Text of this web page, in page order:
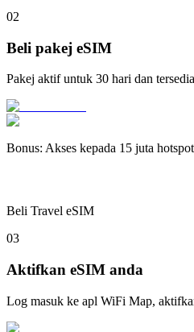
02
Beli pakej eSIM
Pakej aktif untuk 30 hari dan
Bonus: Akses kepada 15 juta
Beli Travel eSIM
03
Aktifkan eSIM anda
Log masuk ke apl WiFi Map,